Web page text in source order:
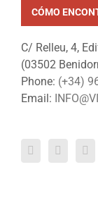
CÓMO
C/ Relleu, 4,
(03502
Phone: (+34)
Email: